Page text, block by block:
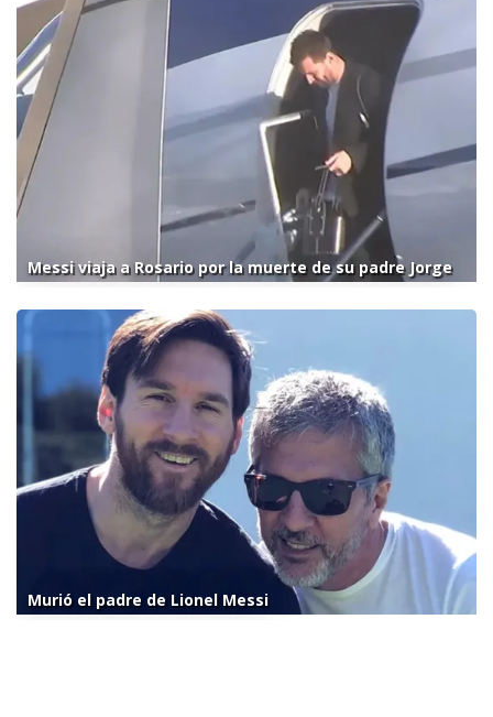
Messi viaja a Rosario por la muerte de su padre Jorge
Murió el padre de Lionel Messi